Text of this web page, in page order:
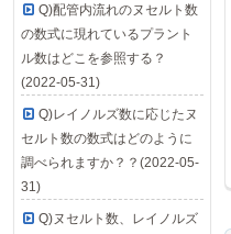
Q)配管内流れのヌセルト数
の数式に現れているプラント
ル数はどこを参照する？
(2022-05-31)
Q)レイノルズ数に応じたヌ
セルト数の数式はどのように
調べられますか？？(2022-05-
31)
Q)ヌセルト数、レイノルズ